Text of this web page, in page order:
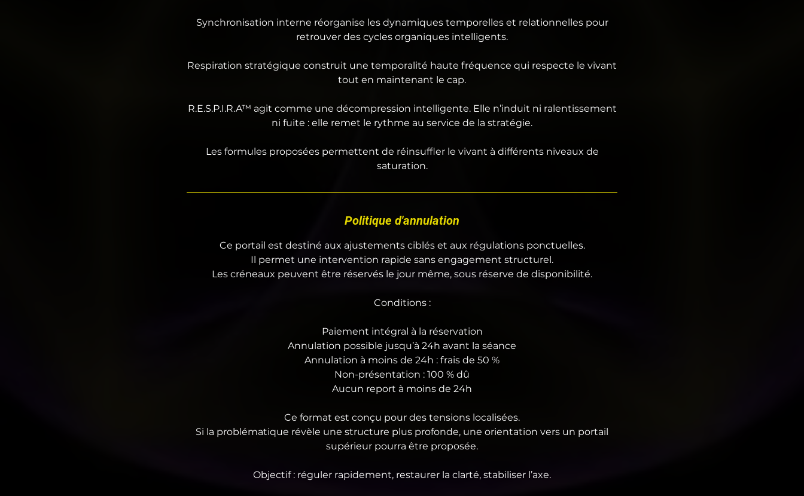
Synchronisation interne réorganise les dynamiques temporelles et relationnelles pour
retrouver des cycles organiques intelligents.
Respiration stratégique construit une temporalité haute fréquence qui respecte le vivant
tout en maintenant le cap.
R.E.S.P.I.R.A™ agit comme une décompression intelligente. Elle n’induit ni ralentissement
ni fuite : elle remet le rythme au service de la stratégie.
Les formules proposées permettent de réinsuffler le vivant à différents niveaux de
saturation.
Politique d'annulation
Ce portail est destiné aux ajustements ciblés et aux régulations ponctuelles.
Il permet une intervention rapide sans engagement structurel.
Les créneaux peuvent être réservés le jour même, sous réserve de disponibilité.
Conditions :
Paiement intégral à la réservation
Annulation possible jusqu’à 24h avant la séance
Annulation à moins de 24h : frais de 50 %
Non-présentation : 100 % dû
Aucun report à moins de 24h
Ce format est conçu pour des tensions localisées.
Si la problématique révèle une structure plus profonde, une orientation vers un portail
supérieur pourra être proposée.
Objectif : réguler rapidement, restaurer la clarté, stabiliser l’axe.